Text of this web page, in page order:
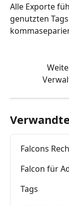
Alle Exporte
genutzten
Falcons
Falcon für
Tags